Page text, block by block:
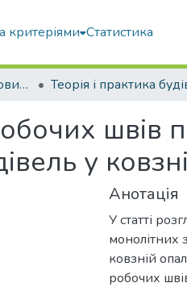
критеріями Статистика
Вибрані статті з наукових збірників КНУБА
швів
у
Анотація
У статті
монолітних
ковзній
робочих